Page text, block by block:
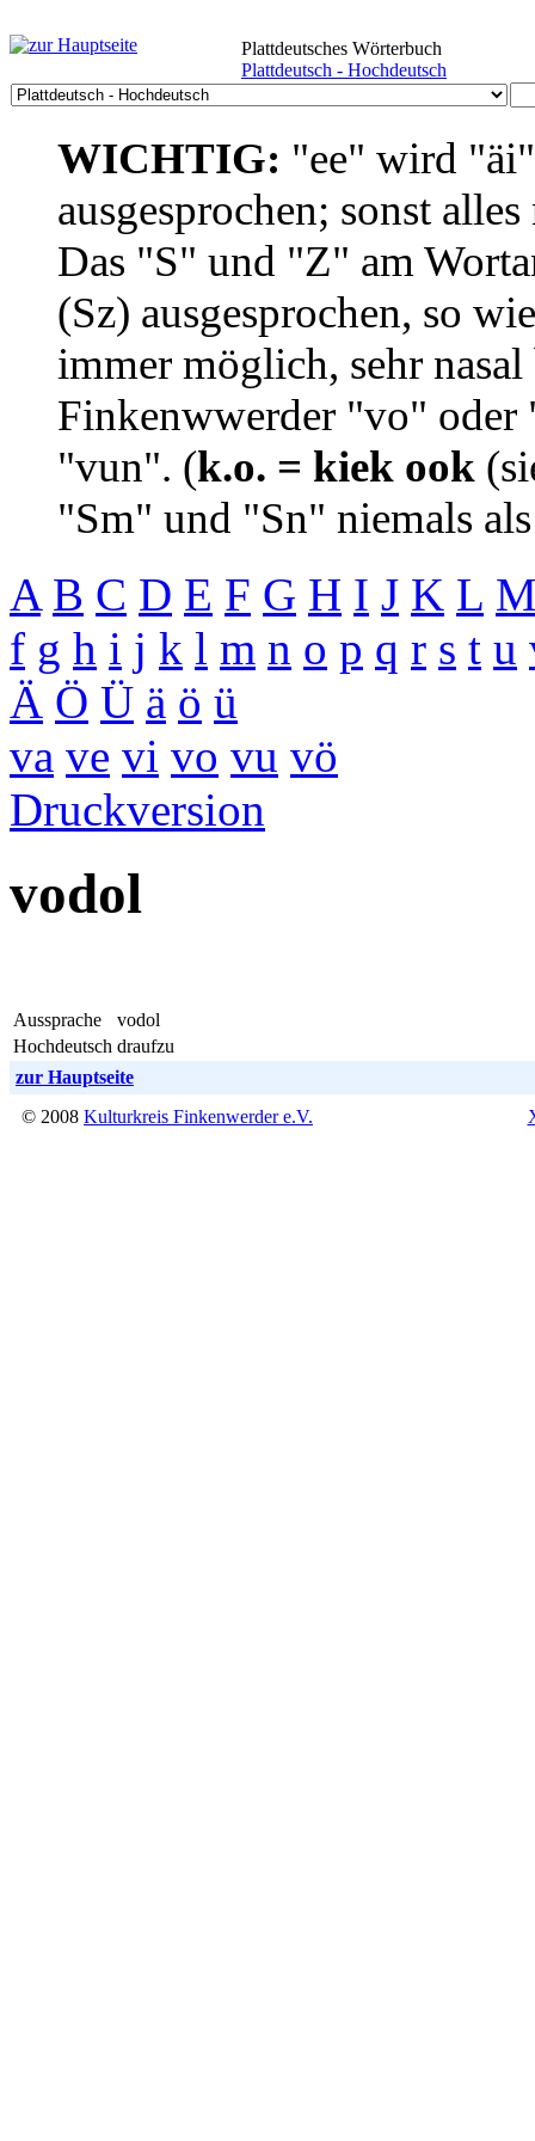
Plattdeutsches Wörterbuch
Plattdeutsch - Hochdeutsch
WICHTIG: "ee" wird
ausgesprochen; sonst
Das "S" und "Z" am
(Sz) ausgesprochen, so
immer möglich, sehr
Finkenwwerder "vo"
"vun". (k.o. = kiek ook
"Sm" und "Sn" niemals
A B C D E F G H I J K L
f g h i j k l m n o p q r s t u
Ä Ö Ü ä ö ü
va ve vi vo vu vö
Druckversion
vodol
Aussprache
vodol
Hochdeutsch draufzu
zur Hauptseite
© 2008 Kulturkreis Finkenwerder e.V.